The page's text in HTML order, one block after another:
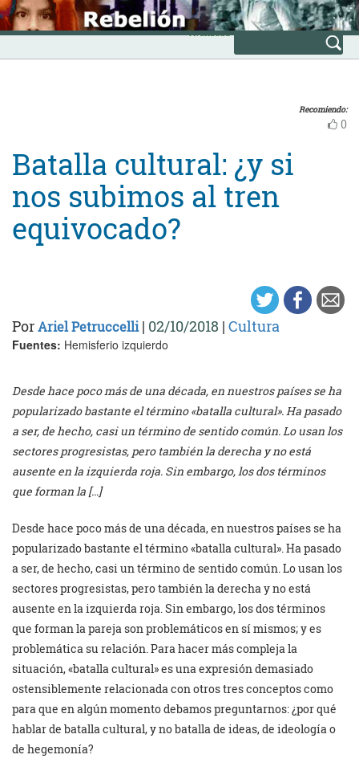
Skip
to
content
INICIO
Avanzada
Recomiendo:
0
Batalla cultural: ¿y si
nos subimos al tren
equivocado?
PorAriel Petruccelli| 02/10/2018 | Cultura
Fuentes: Hemisferio izquierdo
Desde hace poco más de una década, en nuestros países se ha
popularizado bastante el término «batalla cultural». Ha pasado
a ser, de hecho, casi un término de sentido común. Lo usan los
sectores progresistas, pero también la derecha y no está
ausente en la izquierda roja. Sin embargo, los dos términos
que forman la […]
Desde hace poco más de una década, en nuestros países se ha
popularizado bastante el término «batalla cultural». Ha pasado
a ser, de hecho, casi un término de sentido común. Lo usan los
sectores progresistas, pero también la derecha y no está
ausente en la izquierda roja. Sin embargo, los dos términos
que forman la pareja son problemáticos en sí mismos; y es
problemática su relación. Para hacer más compleja la
situación, «batalla cultural» es una expresión demasiado
ostensiblemente relacionada con otros tres conceptos como
para que en algún momento debamos preguntarnos: ¿por qué
hablar de batalla cultural, y no batalla de ideas, de ideología o
de hegemonía?